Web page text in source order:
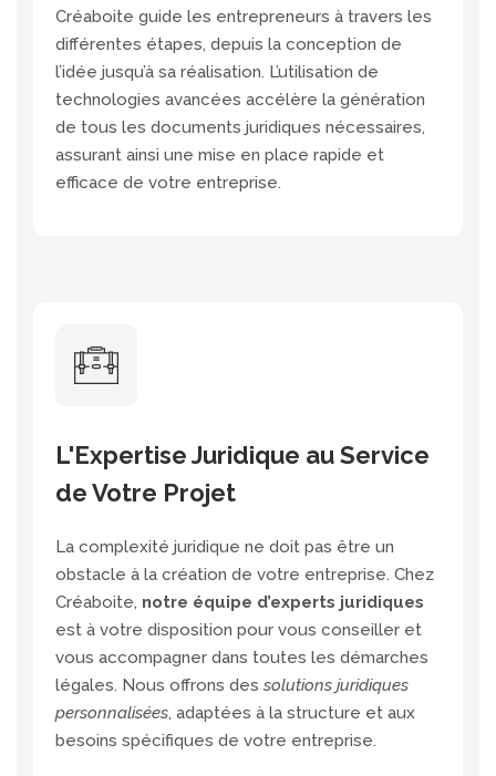
Créaboite guide les entrepreneurs à travers les
différentes étapes, depuis la conception de
l’idée jusqu’à sa réalisation. L’utilisation de
technologies avancées accélère la génération
de tous les documents juridiques nécessaires,
assurant ainsi une mise en place rapide et
efficace de votre entreprise.
L'Expertise Juridique au Service
de Votre Projet
La complexité juridique ne doit pas être un
obstacle à la création de votre entreprise. Chez
Créaboite, notre équipe d’experts juridiques
est à votre disposition pour vous conseiller et
vous accompagner dans toutes les démarches
légales. Nous offrons des solutions juridiques
personnalisées, adaptées à la structure et aux
besoins spécifiques de votre entreprise.